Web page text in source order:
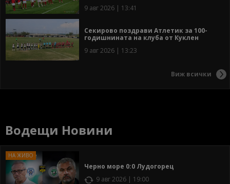
9 авг 2026 | 13:41
Секирово поздрави Атлетик за 100-
годишнината на клуба от Куклен
9 авг 2026 | 13:23
Виж всички
Водещи Новини
Черно море 0:0 Лудогорец
9 авг 2026 | 19:00